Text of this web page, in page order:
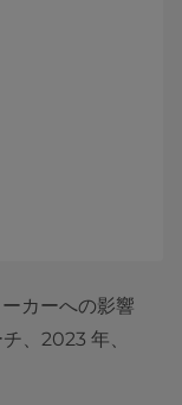
カーへの影響
、2023 年、